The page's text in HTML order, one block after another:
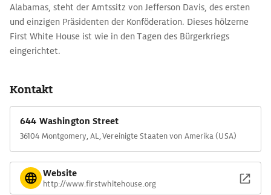
Alabamas, steht der Amtssitz von Jefferson Davis, des ersten
und einzigen Präsidenten der Konföderation. Dieses hölzerne
First White House ist wie in den Tagen des Bürgerkriegs
eingerichtet.
Kontakt
644 Washington Street
36104 Montgomery, AL, Vereinigte Staaten von Amerika (USA)
Website
http://www.firstwhitehouse.org